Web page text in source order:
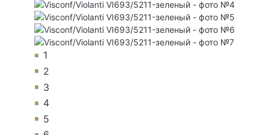
1
2
3
4
5